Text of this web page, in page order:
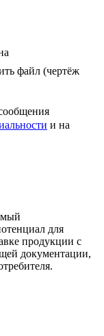
файл (чертёж
и на
для
продукции с
документации,